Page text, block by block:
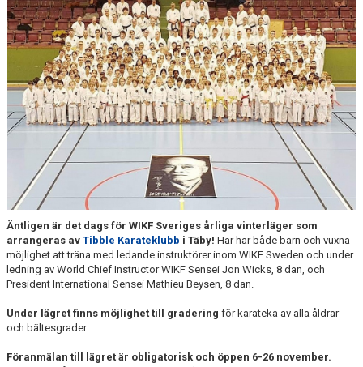
FÖR INSTRUKTÖRER
Äntligen är det dags för WIKF Sveriges årliga vinterläger som
arrangeras av Tibble Karateklubb i Täby! Här har både barn och vuxna
möjlighet att träna med ledande instruktörer inom WIKF Sweden och under
ledning av World Chief Instructor WIKF Sensei Jon Wicks, 8 dan, och
President International Sensei Mathieu Beysen, 8 dan.
Under lägret finns möjlighet till gradering för karateka av alla åldrar
och bältesgrader.
Föranmälan till lägret är obligatorisk och öppen 6-26 november.